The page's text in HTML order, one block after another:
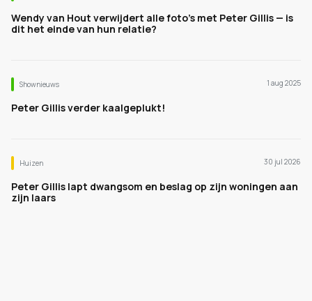
Wendy van Hout verwijdert alle foto’s met Peter Gillis — is
dit het einde van hun relatie?
Shownieuws 1 aug 2025
Peter Gillis verder kaalgeplukt!
Huizen 30 jul 2026
Peter Gillis lapt dwangsom en beslag op zijn woningen aan
zijn laars